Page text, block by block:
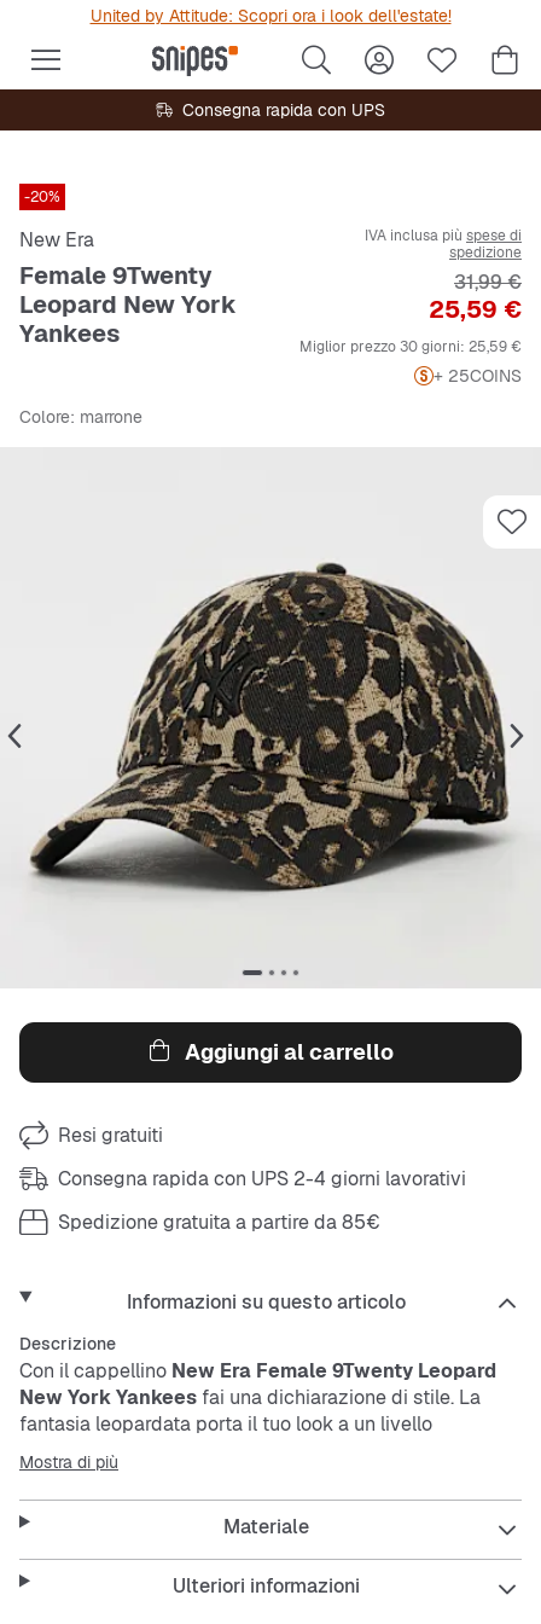
United by Attitude: Scopri ora i look dell'estate!
Consegna rapida con UPS
-20%
New Era
Female 9Twenty
Leopard New York
Yankees
IVA inclusa più spese di
spedizione
Prezzo
25,59 €
Prezzo
31,99 €
Miglior prezzo 30 giorni: 25,59 €
+ 25COINS
Colore: marrone
Aggiungi al carrello
Resi gratuiti
Consegna rapida con UPS 2-4 giorni lavorativi
Spedizione gratuita a partire da 85€
Informazioni su questo articolo
Descrizione
Con il cappellino New Era Female 9Twenty Leopard
New York Yankees fai una dichiarazione di stile. La
fantasia leopardata porta il tuo look a un livello
superiore. Il cappellino è resistente e ti protegge dai
raggi UV – perfetto per stare all’aperto tutti i giorni.
Mostra di più
Materiale
Ulteriori informazioni